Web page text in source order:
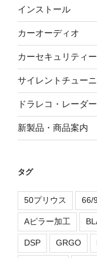
インストール
カーオーディオ
カーセキュリティー
サイレントチュー
ドラレコ・レーダー
新製品・商品案内
タグ
50プリウス 66/
Aピラー加工
DSP GRGO